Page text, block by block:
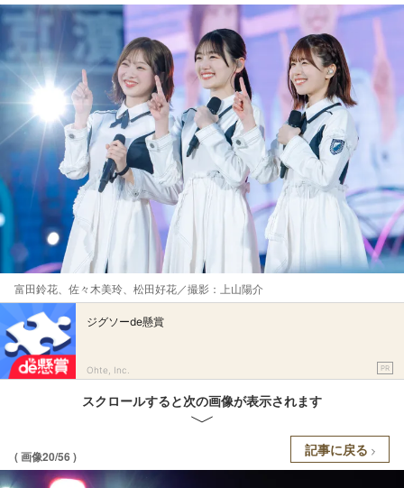
富田鈴花、佐々木美玲、松田好花／撮影：上山陽介
ジグソーde懸賞
Ohte, Inc. PR
スクロールすると次の画像が表示されます
( 画像20/56 ) 記事に戻る